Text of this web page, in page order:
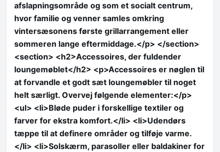
afslapningsområde og som et socialt centrum,
hvor familie og venner samles omkring
vintersæsonens første grillarrangement eller
sommeren lange eftermiddage.</p> </section>
<section> <h2>Accessoires, der fuldender
loungemøblet</h2> <p>Accessoires er nøglen til
at forvandle et godt sæt loungemøbler til noget
helt særligt. Overvej følgende elementer:</p>
<ul> <li>Bløde puder i forskellige textiler og
farver for ekstra komfort.</li> <li>Udendørs
tæppe til at definere områder og tilføje varme.
</li> <li>Solskærm, parasoller eller baldakiner for